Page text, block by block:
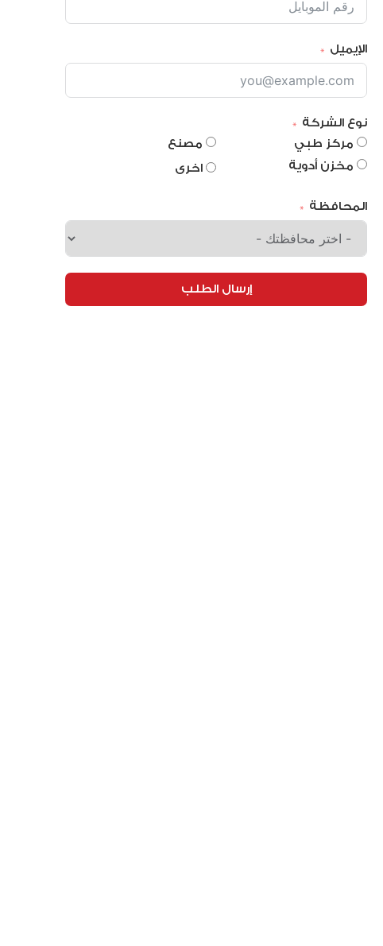
الإيميل
نوع الشركة
مركز طبي
مصنع
مخزن أدوية
اخرى
المحافظة
إرسال الطلب